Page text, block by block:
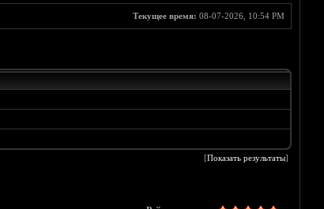
Текущее время: 08-07-2026, 10:54 PM
[Показать результаты]